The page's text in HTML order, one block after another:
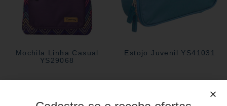
Mochila Linha Casual
YS29068
Estojo Juvenil YS41031
Estojo Juvenil YS27101